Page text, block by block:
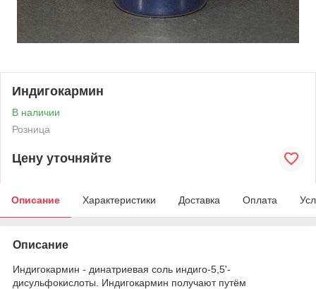
Индигокармин
В наличии
Розница
Цену уточняйте
Описание Характеристики Доставка Оплата
Описание
Индигокармин - динатриевая соль индиго-5,5'-
дисульфокислоты. Индигокармин получают путём